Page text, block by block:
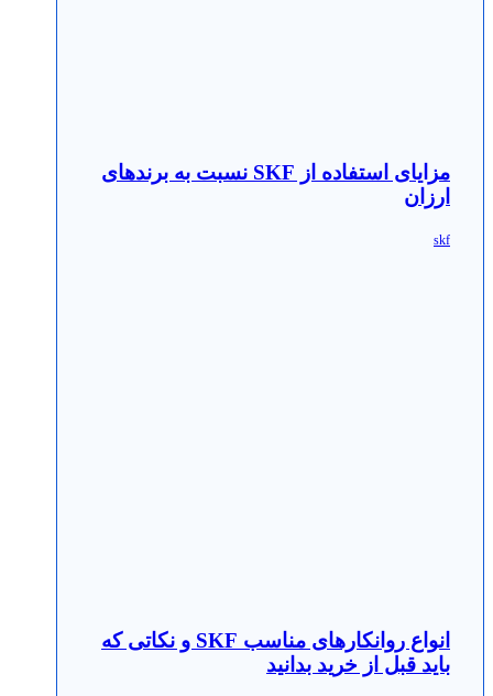
مزایای استفاده از SKF نسبت به برندهای
ارزان
skf
انواع روانکارهای مناسب SKF و نکاتی که
باید قبل از خرید بدانید